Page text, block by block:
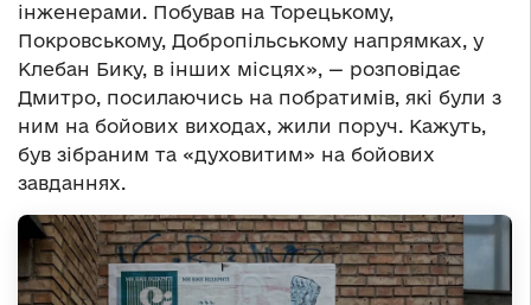
інженерами. Побував на Торецькому,
Покровському, Добропільському напрямках, у
Клебан Бику, в інших місцях», — розповідає
Дмитро, посилаючись на побратимів, які були з
ним на бойових виходах, жили поруч. Кажуть,
був зібраним та «духовитим» на бойових
завданнях.